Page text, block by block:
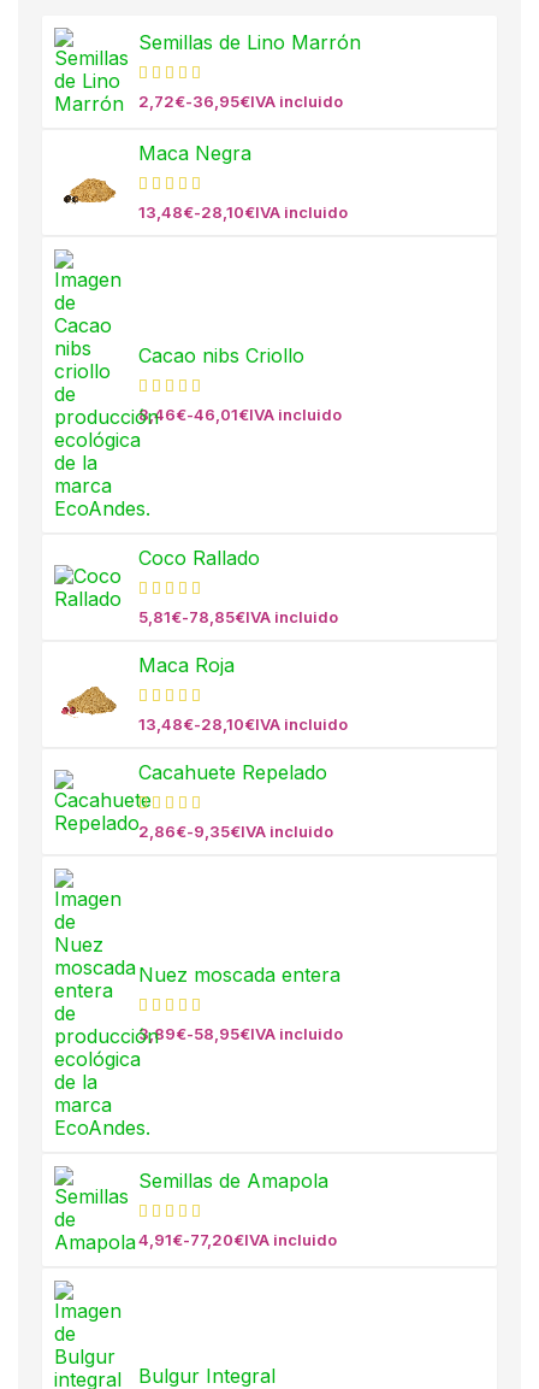
Semillas de Lino Marrón
2,72€-36,95€IVA incluido
Maca Negra
13,48€-28,10€IVA incluido
Cacao nibs Criollo
8,46€-46,01€IVA incluido
Coco Rallado
5,81€-78,85€IVA incluido
Maca Roja
13,48€-28,10€IVA incluido
Cacahuete Repelado
2,86€-9,35€IVA incluido
Nuez moscada entera
3,89€-58,95€IVA incluido
Semillas de Amapola
4,91€-77,20€IVA incluido
Bulgur Integral